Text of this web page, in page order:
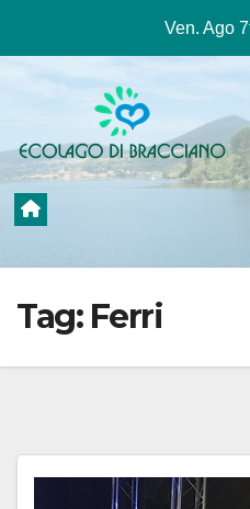
contenuto
Ven. Ago
Tag: Ferri